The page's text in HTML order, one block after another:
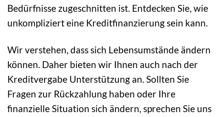
Bedürfnisse zugeschnitten ist. Entdecken Sie, wie
unkompliziert eine Kreditfinanzierung sein kann.
Wir verstehen, dass sich Lebensumstände ändern
können. Daher bieten wir Ihnen auch nach der
Kreditvergabe Unterstützung an. Sollten Sie
Fragen zur Rückzahlung haben oder Ihre
finanzielle Situation sich ändern, sprechen Sie uns